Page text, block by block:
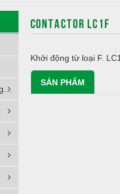
CONTACTOR LC1F
Khởi động từ loại F.
SẢN PHẨM
Thiết Bị Woehner - Phụ Kiện Tủ Bảng Điện